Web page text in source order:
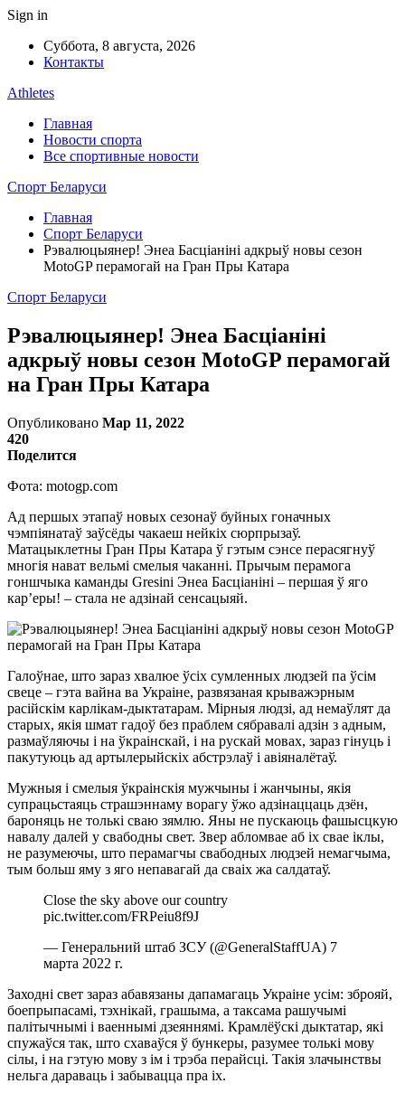
Sign in
Суббота, 8 августа, 2026
Контакты
Athletes
Главная
Новости спорта
Все спортивные новости
Спорт Беларуси
Главная
Спорт Беларуси
Рэвалюцыянер! Энеа Басціаніні адкрыў новы сезон
MotoGP перамогай на Гран Пры Катара
Спорт Беларуси
Рэвалюцыянер! Энеа Басціаніні
адкрыў новы сезон MotoGP перамогай
на Гран Пры Катара
Опубликовано Мар 11, 2022
420
Поделится
Фота: motogp.com
Ад першых этапаў новых сезонаў буйных гоначных
чэмпіянатаў заўсёды чакаеш нейкіх сюрпрызаў.
Матацыклетны Гран Пры Катара ў гэтым сэнсе перасягнуў
многія нават вельмі смелыя чаканні. Прычым перамога
гоншчыка каманды Gresini Энеа Басціаніні – першая ў яго
кар’еры! – стала не адзінай сенсацыяй.
Галоўнае, што зараз хвалюе ўсіх сумленных людзей па ўсім
свеце – гэта вайна ва Украіне, развязаная крыважэрным
расійскім карлікам-дыктатарам. Мірныя людзі, ад немаўлят да
старых, якія шмат гадоў без праблем сябравалі адзін з адным,
размаўляючы і на ўкраінскай, і на рускай мовах, зараз гінуць і
пакутуюць ад артылерыйскіх абстрэлаў і авіяналётаў.
Мужныя і смелыя ўкраінскія мужчыны і жанчыны, якія
супрацьстаяць страшэннаму ворагу ўжо адзінаццаць дзён,
бароняць не толькі сваю зямлю. Яны не пускаюць фашысцкую
навалу далей у свабодны свет. Звер абломвае аб іх свае іклы,
не разумеючы, што перамагчы свабодных людзей немагчыма,
тым больш яму з яго непавагай да сваіх жа салдатаў.
Close the sky above our country
pic.twitter.com/FRPeiu8f9J
— Генеральний штаб ЗСУ (@GeneralStaffUA) 7
марта 2022 г.
Заходні свет зараз абавязаны дапамагаць Украіне усім: зброяй,
боепрыпасамі, тэхнікай, грашыма, а таксама рашучымі
палітычнымі і ваеннымі дзеяннямі. Крамлёўскі дыктатар, які
спужаўся так, што схаваўся ў бункеры, разумее толькі мову
сілы, і на гэтую мову з ім і трэба перайсці. Такія злачынствы
нельга дараваць і забывацца пра іх.